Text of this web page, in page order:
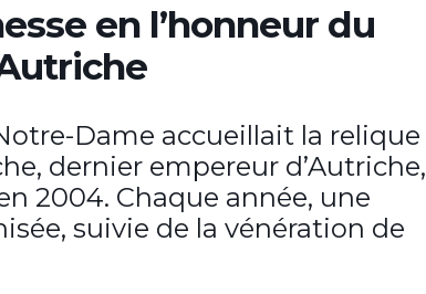
en l’honneur du
Dame accueillait la relique
dernier empereur d’Autriche,
2004. Chaque année, une
suivie de la vénération de